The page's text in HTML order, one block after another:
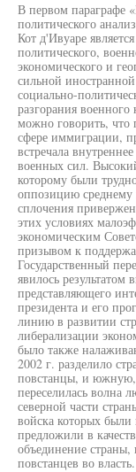
В первом параграфе
политического
Кот д'Ивуаре
политического,
экономического и
сильной
социально-
разгорания
можно говорить, что
сфере иммиграции,
встречала
военных сил.
которому были
оппозицию среднему
сплочения
этих условиях
экономическим
призывом к
Государственный
явилось
представляющего
президента и его
линию в развитии
либерализации
было также
2002 г. разделило
повстанцы, и южную,
переселилась волна
северной части
войска которых
предложили в
объединение
повстанцев во власть.